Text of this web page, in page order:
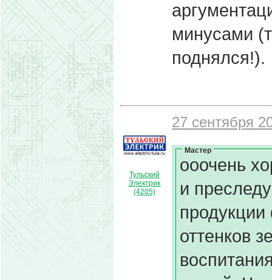
минусами
поднялся!).
Тульский
Электрик
(4205)
27 сентября
Мастер
ооочень
и
оттенков